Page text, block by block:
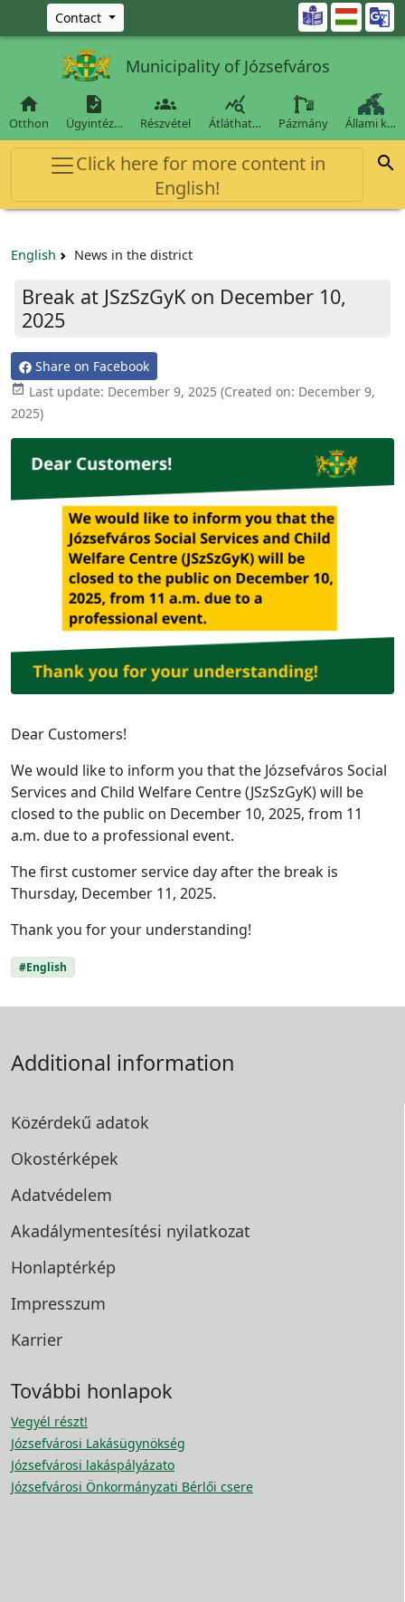
Ugrás a fő tartalomra
Contact 
Municipality of Józsefváros

Otthon

Ügyintéz…

Részvétel

Átláthat… Pázmány Állami k…
Click here for more content in
English!

English News in the district
Break at JSzSzGyK on December 10,
2025
Share on Facebook
 Last update: December 9, 2025 (Created on: December 9,
2025)
Dear Customers!
We would like to inform you that the Józsefváros Social
Services and Child Welfare Centre (JSzSzGyK) will be
closed to the public on December 10, 2025, from 11
a.m. due to a professional event.
The first customer service day after the break is
Thursday, December 11, 2025.
Thank you for your understanding!
#English
Additional information
Közérdekű adatok
Okostérképek
Adatvédelem
Akadálymentesítési nyilatkozat
Honlaptérkép
Impresszum
Karrier
További honlapok
Vegyél részt!
Józsefvárosi Lakásügynökség
Józsefvárosi lakáspályázato
Józsefvárosi Önkormányzati Bérlői csere